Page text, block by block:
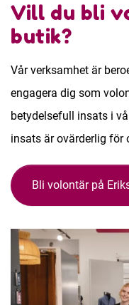
Vill du bli
butik?
Vår verksamhet är
engagera dig som
betydelsefull insats i
insats är ovärderlig för
Bli volontär på